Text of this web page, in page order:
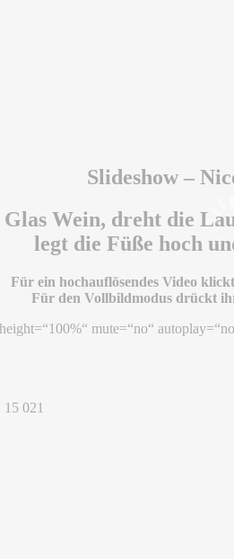
Slideshow –
Glas Wein, dreht die
legt die Füße hoch
Für ein hochauflösendes Video
Für den Vollbildmodus drückt
mute=“no“
021